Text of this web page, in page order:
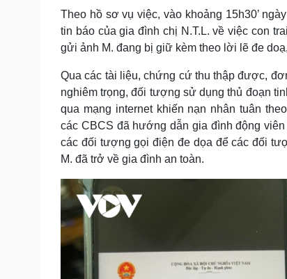
Sức khỏe
Dinh dưỡng - món ngon
Cây thuốc
Sản phụ khoa
Nhi khoa
Nam khoa
Làm đẹp - giảm cân
Phòng mạch online
Ăn sạch sống khỏe
Đời sống
Nhà đẹp
Blog
Tình yêu - Gia đình
Cải chính
Theo hồ sơ vụ việc, vào khoảng 15h30’
tin báo của gia đình chị N.T.L. về việc con
gửi ảnh M. đang bị giữ kèm theo lời lẽ đe
Qua các tài liệu, chứng cứ thu thập được,
nghiêm trọng, đối tượng sử dụng thủ đoạn
qua mạng internet khiến nạn nhân tuân
các CBCS đã hướng dẫn gia đình động
các đối tượng gọi điện đe dọa để các đối
M. đã trở về gia đình an toàn.